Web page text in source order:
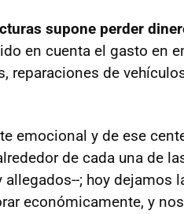
supone perder
en cuenta el gasto en
reparaciones de
emocional y de ese
de cada una de
; hoy dejamos
económicamente, y